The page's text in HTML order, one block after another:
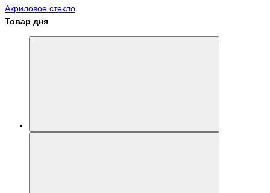
Акриловое стекло
Товар дня